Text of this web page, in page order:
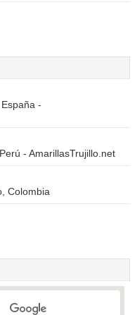
-
- AmarillasTrujillo.net
Colombia